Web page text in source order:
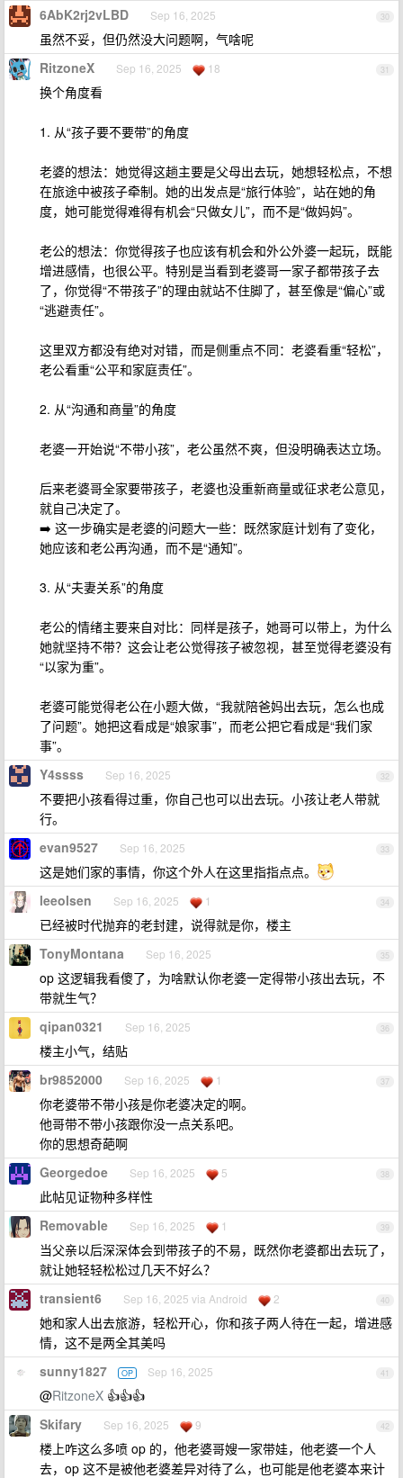
30
6AbK2rj2vLBD Sep 16, 2025
虽然不妥，但仍然没大问题啊，气啥呢
31
RitzoneX Sep 16, 2025 18
换个角度看
1. 从“孩子要不要带”的角度
老婆的想法：她觉得这趟主要是父母出去玩，她想轻松点，不想
在旅途中被孩子牵制。她的出发点是“旅行体验”，站在她的角
度，她可能觉得难得有机会“只做女儿”，而不是“做妈妈”。
老公的想法：你觉得孩子也应该有机会和外公外婆一起玩，既能
增进感情，也很公平。特别是当看到老婆哥一家子都带孩子去
了，你觉得“不带孩子”的理由就站不住脚了，甚至像是“偏心”或
“逃避责任”。
这里双方都没有绝对对错，而是侧重点不同：老婆看重“轻松”，
老公看重“公平和家庭责任”。
2. 从“沟通和商量”的角度
老婆一开始说“不带小孩”，老公虽然不爽，但没明确表达立场。
后来老婆哥全家要带孩子，老婆也没重新商量或征求老公意见，
就自己决定了。
➡️ 这一步确实是老婆的问题大一些：既然家庭计划有了变化，
她应该和老公再沟通，而不是“通知”。
3. 从“夫妻关系”的角度
老公的情绪主要来自对比：同样是孩子，她哥可以带上，为什么
她就坚持不带？这会让老公觉得孩子被忽视，甚至觉得老婆没有
“以家为重”。
老婆可能觉得老公在小题大做，“我就陪爸妈出去玩，怎么也成
了问题”。她把这看成是“娘家事”，而老公把它看成是“我们家
事”。
32
Y4ssss Sep 16, 2025
不要把小孩看得过重，你自己也可以出去玩。小孩让老人带就
行。
33
evan9527 Sep 16, 2025
这是她们家的事情，你这个外人在这里指指点点。
34
leeolsen Sep 16, 2025 1
已经被时代抛弃的老封建，说得就是你，楼主
35
TonyMontana Sep 16, 2025
op 这逻辑我看傻了，为啥默认你老婆一定得带小孩出去玩，不
带就生气？
36
qipan0321 Sep 16, 2025
楼主小气，结贴
37
br9852000 Sep 16, 2025 1
你老婆带不带小孩是你老婆决定的啊。
他哥带不带小孩跟你没一点关系吧。
你的思想奇葩啊
38
Georgedoe Sep 16, 2025 5
此帖见证物种多样性
39
Removable Sep 16, 2025 1
当父亲以后深深体会到带孩子的不易，既然你老婆都出去玩了，
就让她轻轻松松过几天不好么？
40
transient6 Sep 16, 2025 via Android 2
她和家人出去旅游，轻松开心，你和孩子两人待在一起，增进感
情，这不是两全其美吗
41
sunny1827 OP Sep 16, 2025
@RitzoneX 👍👍👍
42
Skifary Sep 16, 2025 9
楼上咋这么多喷 op 的，他老婆哥嫂一家带娃，他老婆一个人
去，op 这不是被他老婆差异对待了么，也可能是他老婆本来计